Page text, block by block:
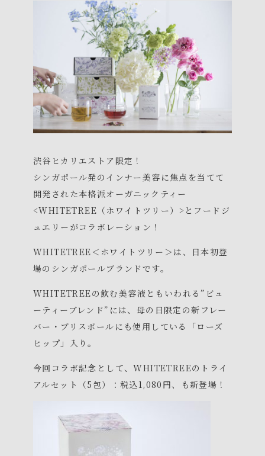
渋谷ヒカリエストア限定！
シンガポール発のインナー美容に焦点を当てて
開発された本格派オーガニックティー
<WHITETREE（ホワイトツリー）>とフードジ
ュエリーがコラボレーション！
WHITETREE＜ホワイトツリー＞は、日本初登
場のシンガポールブランドです。
WHITETREEの飲む美容液ともいわれる”ビュ
ーティーブレンド”には、母の日限定の新フレー
バー・ブリスボールにも使用している「ローズ
ヒップ」入り。
今回コラボ記念として、WHITETREEのトライ
アルセット（5包）：税込1,080円、も新登場！